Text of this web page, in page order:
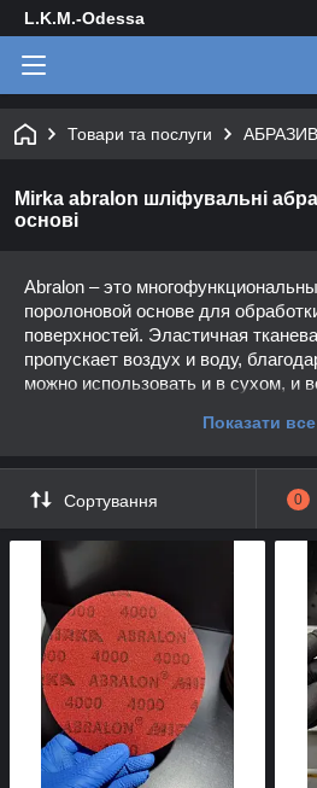
L.K.M.-Odessa
Товари та послуги
Mirka abralon шліфувальні
основі
Abralon – это
поролоновой основе для
поверхностей. Эластичная
пропускает воздух и воду,
можно использовать и в сухом, и
эффективен для завершающей и
рекомендуются для подготовки
деталей кузова (корпуса), тонкой
кузова перед нанесением
покрытия. Дрібні зерна
обробки праймера і нижнього
ділянок усунення дефектів на ЛКП
лаку перед поліруванням.
Показати все
Сортування 0